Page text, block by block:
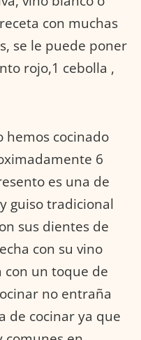
con muchas
se le puede poner
rojo,1 cebolla ,
hemos cocinado
6
es una de
guiso tradicional
sus dientes de
con su vino
con un toque de
no entraña
de cocinar ya que